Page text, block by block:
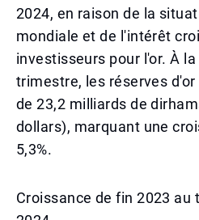
2024, en raison de la
mondiale et de l'intérêt
investisseurs pour l'or. À
trimestre, les réserves
de 23,2 milliards de
dollars), marquant une
5,3%.
Croissance de fin 2023